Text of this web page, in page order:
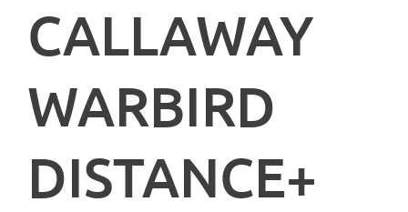
CALLAWAY
WARBIRD
DISTANCE+